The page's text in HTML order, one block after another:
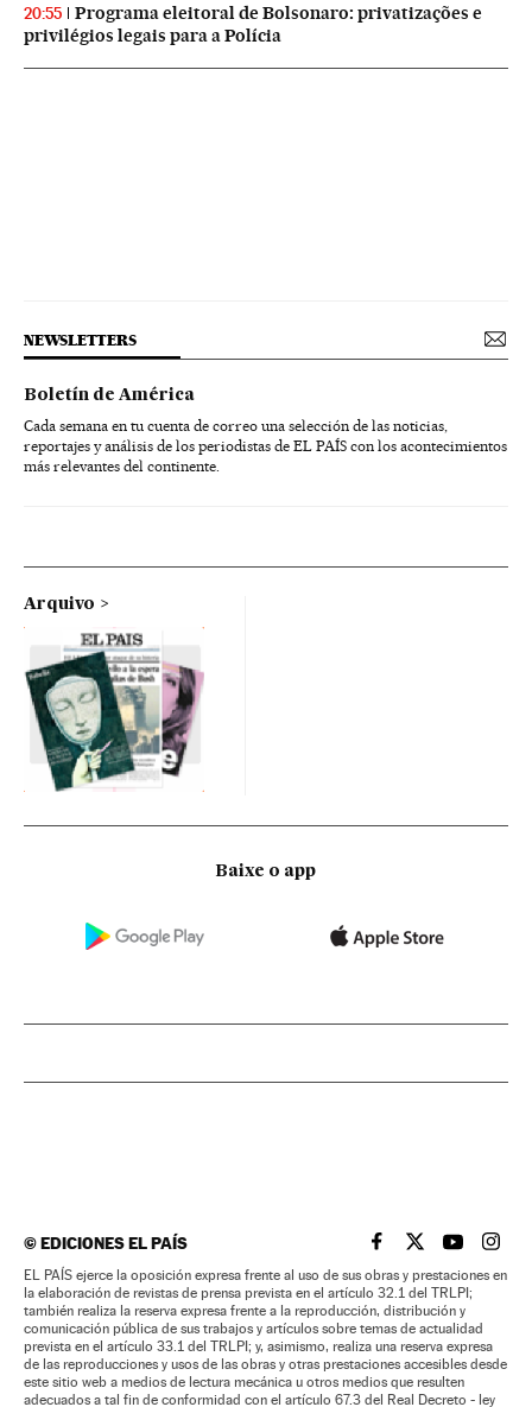
20:55
Programa eleitoral de Bolsonaro: privatizações e
privilégios legais para a Polícia
NEWSLETTERS
Boletín de América
Cada semana en tu cuenta de correo una selección de las noticias,
reportajes y análisis de los periodistas de EL PAÍS con los acontecimientos
más relevantes del continente.
Arquivo
Baixe o app
©EDICIONES EL PAÍS EL PAÍS BRASIL EN
EL PAÍSEL PAÍS
EL
EL PAÍS ejerce la oposición expresa frente al uso de sus obras y prestaciones en
la elaboración de revistas de prensa prevista en el artículo 32.1 del TRLPI;
también realiza la reserva expresa frente a la reproducción, distribución y
comunicación pública de sus trabajos y artículos sobre temas de actualidad
prevista en el artículo 33.1 del TRLPI; y, asimismo, realiza una reserva expresa
de las reproducciones y usos de las obras y otras prestaciones accesibles desde
este sitio web a medios de lectura mecánica u otros medios que resulten
adecuados a tal fin de conformidad con el artículo 67.3 del Real Decreto - ley